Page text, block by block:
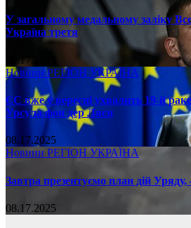
У загальному медальному заліку
Україна третя
08.17.2025
НовиниРЕГІОН УКРАЇНА
ЄС вже у вересні ухвалить 19-й
Урсула фон дер Ляєн
08.17.2025
Новини РЕГІОН УКРАЇНА
Завтра презентуємо план дій
08.17.2025